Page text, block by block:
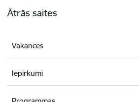
Ātrās saites
Vakances
Iepirkumi